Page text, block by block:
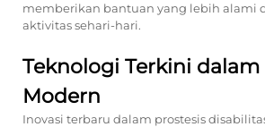
memberikan bantuan yang lebih alami
aktivitas sehari-hari.
Teknologi Terkini dalam
Modern
Inovasi terbaru dalam prostesis